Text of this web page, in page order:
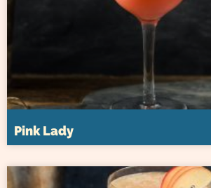
Pink Lady